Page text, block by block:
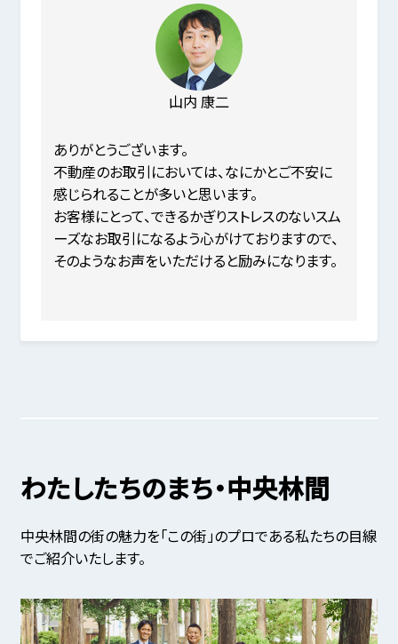
山内 康二
ありがとうございます。
不動産のお取引においては、なにかとご不安に
感じられることが多いと思います。
お客様にとって、できるかぎりストレスのないスム
ーズなお取引になるよう心がけておりますので、
そのようなお声をいただけると励みになります。
わたしたちのまち・中央林間
中央林間の街の魅力を「この街」のプロである私たちの目線
でご紹介いたします。